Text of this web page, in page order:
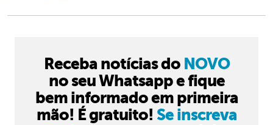
Receba notícias do NOVO
no seu Whatsapp e fique
bem informado em primeira
mão! É gratuito! Se inscreva